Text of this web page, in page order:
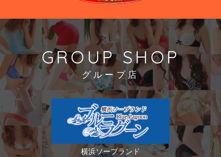
GROUP SHOP
グループ店
横浜ソープランド